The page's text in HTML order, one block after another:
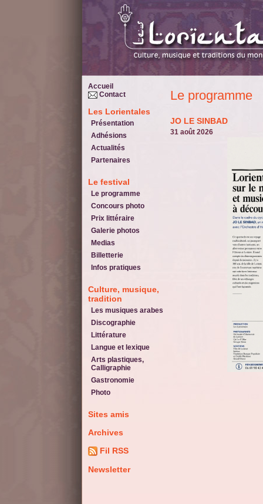
Accueil
Contact
Les Lorientales
Présentation
Adhésions
Actualités
Partenaires
Le festival
Le programme
Concours photo
Prix littéraire
Galerie photos
Medias
Billetterie
Infos pratiques
Culture, musique,
tradition
Les musiques arabes
Discographie
Littérature
Langue et lexique
Arts plastiques,
Calligraphie
Gastronomie
Photo
Sites amis
Archives
Fil RSS
Newsletter
Le programme
JO LE SINBAD
31 août 2026